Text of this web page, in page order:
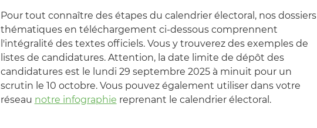
Pour tout connaître des étapes du calendrier électoral, nos dossiers
thématiques en téléchargement ci-dessous comprennent
l'intégralité des textes officiels. Vous y trouverez des exemples de
listes de candidatures. Attention, la date limite de dépôt des
candidatures est le lundi 29 septembre 2025 à minuit pour un
scrutin le 10 octobre. Vous pouvez également utiliser dans votre
réseau notre infographie reprenant le calendrier électoral.